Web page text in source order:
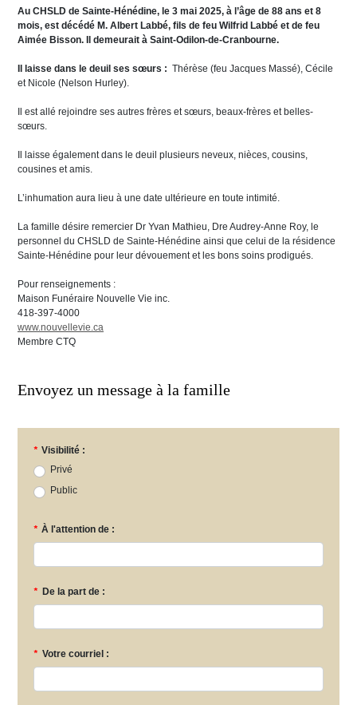
Au CHSLD de Sainte-Hénédine, le 3 mai 2025, à l’âge de 88 ans et 8
mois, est décédé M. Albert Labbé, fils de feu Wilfrid Labbé et de feu
Aimée Bisson. Il demeurait à Saint-Odilon-de-Cranbourne.
Il laisse dans le deuil ses sœurs : Thérèse (feu Jacques Massé), Cécile
et Nicole (Nelson Hurley).
Il est allé rejoindre ses autres frères et sœurs, beaux-frères et belles-
sœurs.
Il laisse également dans le deuil plusieurs neveux, nièces, cousins,
cousines et amis.
L’inhumation aura lieu à une date ultérieure en toute intimité.
La famille désire remercier Dr Yvan Mathieu, Dre Audrey-Anne Roy, le
personnel du CHSLD de Sainte-Hénédine ainsi que celui de la résidence
Sainte-Hénédine pour leur dévouement et les bons soins prodigués.
Pour renseignements :
Maison Funéraire Nouvelle Vie inc.
418-397-4000
www.nouvellevie.ca
Membre CTQ
Envoyez un message à la famille
* Visibilité :
Privé
Public
* À l'attention de :
* De la part de :
* Votre courriel :